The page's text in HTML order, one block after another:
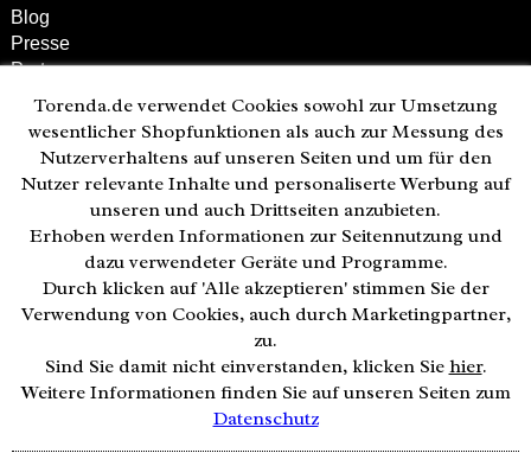
Blog
Presse
Partner
Versand und Zahlung
Bestellung wiederrufen
Kunden-Hotline
(040) 244 249-49
Mo - Fr 08:00 - 18:00
• geöffnet
Zahlweisen:
Torenda.de verwendet Cookies sowohl zur Umsetzung
wesentlicher Shopfunktionen als auch zur Messung des
Nutzerverhaltens auf unseren Seiten und um für den
Nutzer relevante Inhalte und personaliserte Werbung auf
unseren und auch Drittseiten anzubieten.
Erhoben werden Informationen zur Seitennutzung und
dazu verwendeter Geräte und Programme.
Durch klicken auf 'Alle akzeptieren' stimmen Sie der
Verwendung von Cookies, auch durch Marketingpartner,
zu.
Sind Sie damit nicht einverstanden, klicken Sie hier.
Weitere Informationen finden Sie auf unseren Seiten zum
Datenschutz